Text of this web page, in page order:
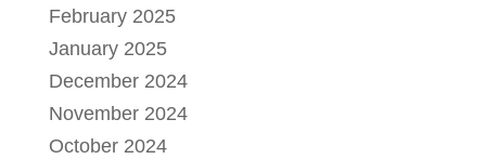
February 2025
January 2025
December 2024
November 2024
October 2024